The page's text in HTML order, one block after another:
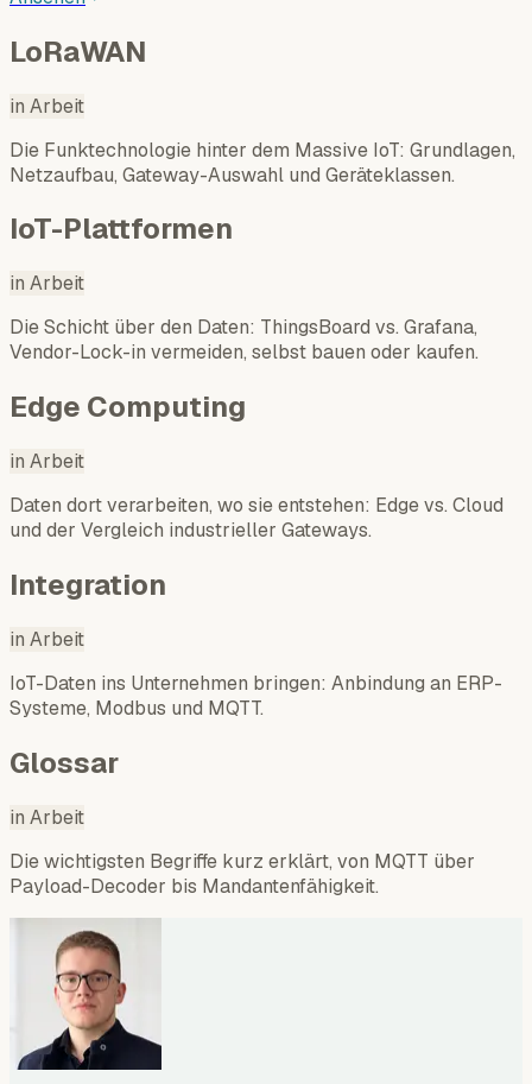
LoRaWAN
in Arbeit
Die Funktechnologie hinter dem Massive IoT: Grundlagen,
Netzaufbau, Gateway-Auswahl und Geräteklassen.
IoT-Plattformen
in Arbeit
Die Schicht über den Daten: ThingsBoard vs. Grafana,
Vendor-Lock-in vermeiden, selbst bauen oder kaufen.
Edge Computing
in Arbeit
Daten dort verarbeiten, wo sie entstehen: Edge vs. Cloud
und der Vergleich industrieller Gateways.
Integration
in Arbeit
IoT-Daten ins Unternehmen bringen: Anbindung an ERP-
Systeme, Modbus und MQTT.
Glossar
in Arbeit
Die wichtigsten Begriffe kurz erklärt, von MQTT über
Payload-Decoder bis Mandantenfähigkeit.